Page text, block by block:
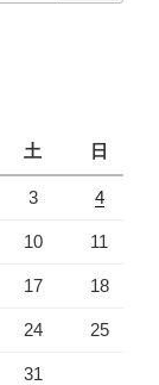
土 日
3 4
10 11
17 18
24 25
31